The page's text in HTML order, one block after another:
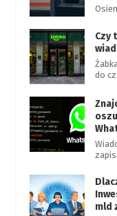
Czy
do
mld